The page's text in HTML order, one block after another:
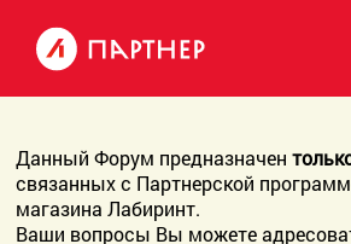
Данный Форум предназначен
связанных с Партнерской
магазина Лабиринт.
Ваши вопросы Вы можете